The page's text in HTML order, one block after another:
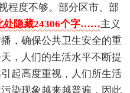
程度不够。部分区市、部
隐藏24306个字……主义
，确保公共卫生安全的重
，人们的生活水平不断提
起高度重视，人们所生活
染现象越来越普遍，因此